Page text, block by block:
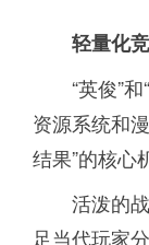
轻量化
“英俊”
资源系统和
结果”的核心
活泼的
足当代玩家